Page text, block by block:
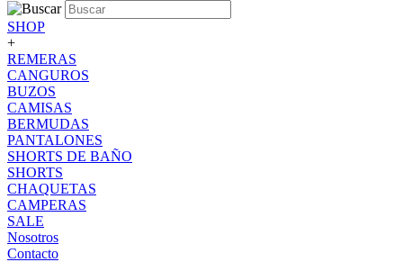
SHOP
+
REMERAS
CANGUROS
BUZOS
CAMISAS
BERMUDAS
PANTALONES
SHORTS DE BAÑO
SHORTS
CHAQUETAS
CAMPERAS
SALE
Nosotros
Contacto